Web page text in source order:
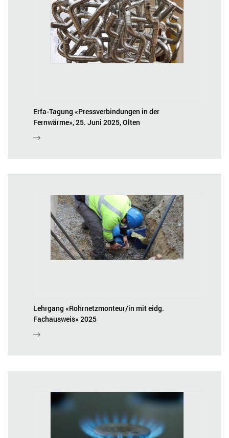
Erfa-Tagung «Pressverbindungen in der
Fernwärme», 25. Juni 2025, Olten
Lehrgang «Rohrnetzmonteur/in mit eidg.
Fachausweis» 2025